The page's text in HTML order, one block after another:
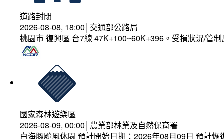
道路封閉
2026-08-08, 18:00│交通部公路局
桃園市 復興區 台7線 47K+100~60K+396。受損狀況/管
國家森林遊樂區
2026-08-09, 00:00│農業部林業及自然保育署
白海豚颱風休園 預計開始日期：2026年08月09日 預計